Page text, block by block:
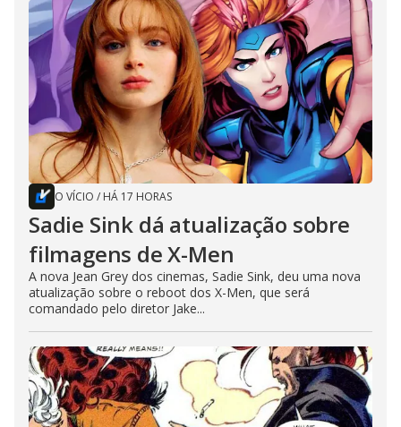
O VÍCIO / HÁ 17 HORAS
Sadie Sink dá atualização sobre
filmagens de X-Men
A nova Jean Grey dos cinemas, Sadie Sink, deu uma nova
atualização sobre o reboot dos X-Men, que será
comandado pelo diretor Jake...